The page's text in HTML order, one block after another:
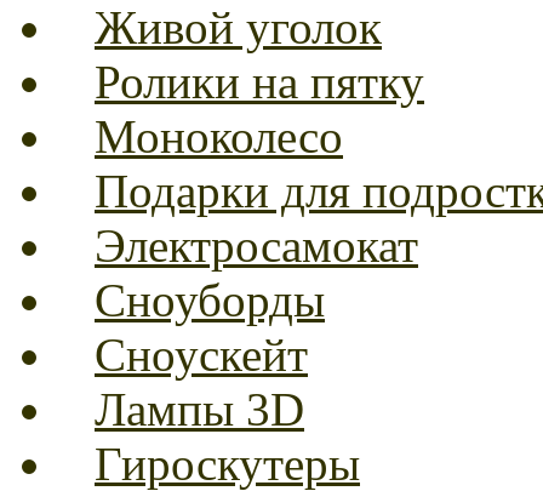
Живой уголок
Ролики на пятку
Моноколесо
Подарки для
Электросамокат
Сноуборды
Сноускейт
Лампы 3D
Гироскутеры